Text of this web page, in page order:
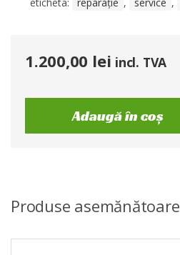
1.200,00 lei incl. TVA
Adaugă în coș
Produse asemănătoare